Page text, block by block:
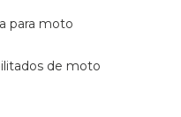
para moto
de moto